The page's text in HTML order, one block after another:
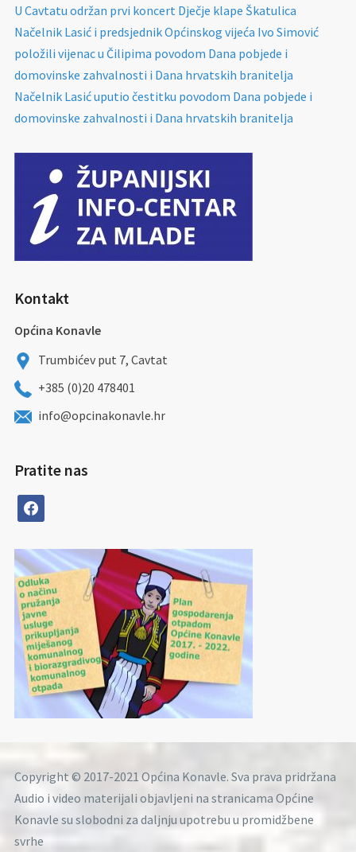
U Cavtatu održan prvi koncert Dječje klape Škatulica
Načelnik Lasić i predsjednik Općinskog vijeća Ivo Simović
položili vijenac u Čilipima povodom Dana pobjede i
domovinske zahvalnosti i Dana hrvatskih branitelja
Načelnik Lasić uputio čestitku povodom Dana pobjede i
domovinske zahvalnosti i Dana hrvatskih branitelja
Kontakt
Općina Konavle
Trumbićev put 7, Cavtat
+385 (0)20 478401
info@opcinakonavle.hr
Pratite nas
facebook
Copyright © 2017-2021 Općina Konavle. Sva prava pridržana
Audio i video materijali objavljeni na stranicama Općine
Konavle su slobodni za daljnju upotrebu u promidžbene
svrhe